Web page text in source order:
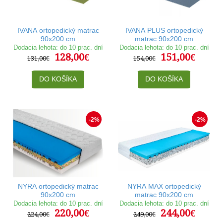
IVANA ortopedický matrac
90x200 cm
Dodacia lehota: do 10 prac. dní
131,00€
128,00€
DO KOŠÍKA
IVANA PLUS ortopedický
matrac 90x200 cm
Dodacia lehota: do 10 prac. dní
154,00€
151,00€
DO KOŠÍKA
-2%
NYRA ortopedický matrac
90x200 cm
Dodacia lehota: do 10 prac. dní
224,00€
220,00€
-2%
NYRA MAX ortopedický
matrac 90x200 cm
Dodacia lehota: do 10 prac. dní
249,00€
244,00€